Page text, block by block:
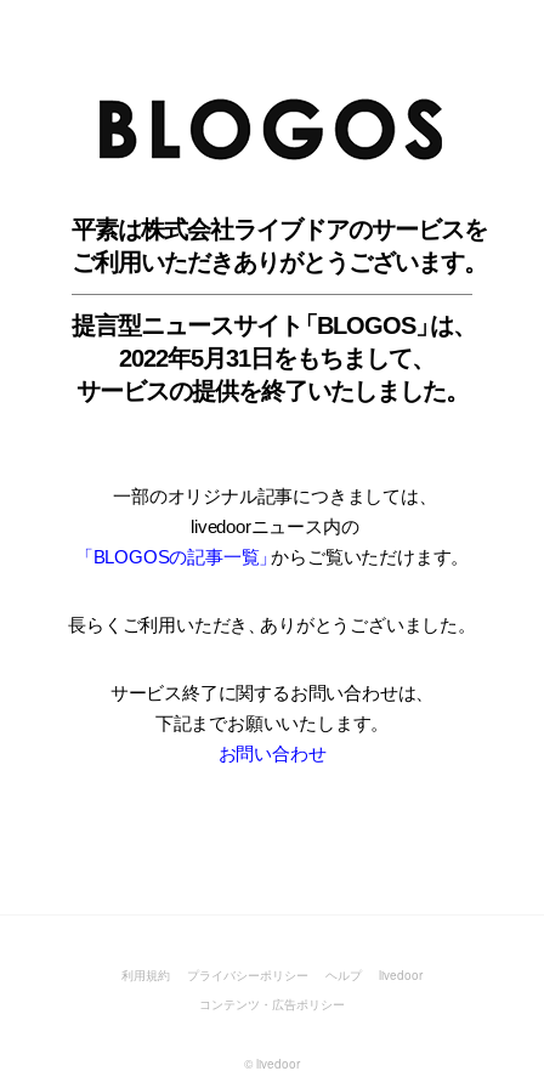
平素は株式会社ライブドアのサービスを
ご利用いただきありがとうございます。
提言型ニュースサイ ト「BLOGOS」は、
2022年5月31日をもちまして、
サービスの提供を終了いたしました。
一部のオリジナル記事につきましては
livedoorニュース内の
「BLOGOSの記事一覧」からご覧いただけます。
長らくご利用いただき ありがとうございました。
サービス終了に関するお問い合わせは、
下記までお願いいたします。
お問い合わせ
利用規約 プライバシーポリシー ヘルプ
livedoor
コンテンツ・広告ポリシー
© livedoor